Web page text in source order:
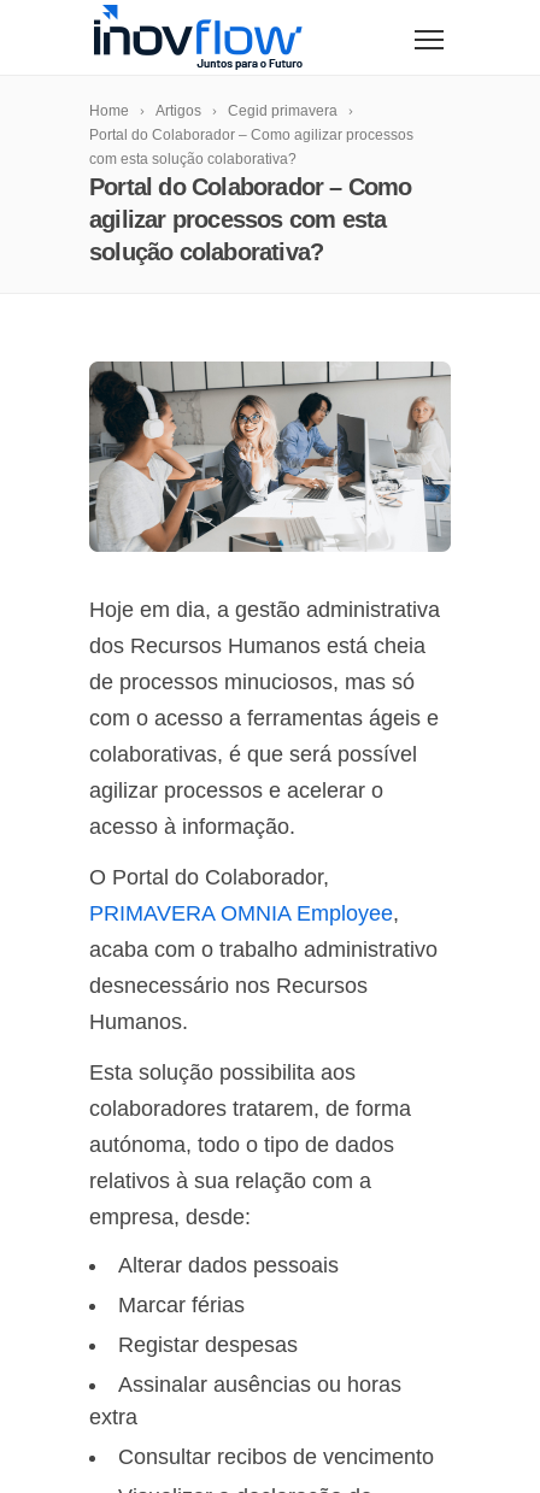
Home Artigos
Cegid primavera
Portal do Colaborador – Como agilizar processos
com esta solução colaborativa?
Portal do Colaborador – Como
agilizar processos com esta
solução colaborativa?
Hoje em dia, a gestão administrativa
dos Recursos Humanos está cheia
de processos minuciosos, mas só
com o acesso a ferramentas ágeis e
colaborativas, é que será possível
agilizar processos e acelerar o
acesso à informação.
O Portal do Colaborador,
PRIMAVERA OMNIA Employee,
acaba com o trabalho administrativo
desnecessário nos Recursos
Humanos.
Esta solução possibilita aos
colaboradores tratarem, de forma
autónoma, todo o tipo de dados
relativos à sua relação com a
empresa, desde:
Alterar dados pessoais
Marcar férias
Registar despesas
Assinalar ausências ou horas
extra
Consultar recibos de vencimento